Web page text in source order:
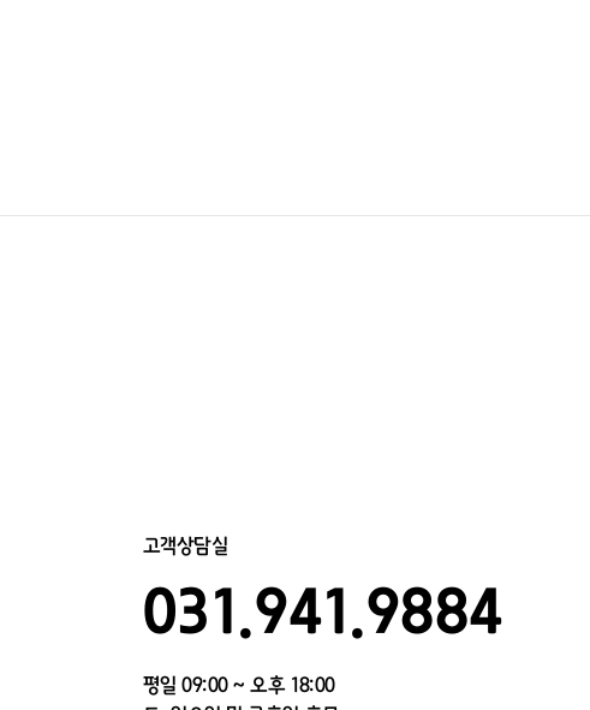
고객상담실
031.941.9884
평일 09:00 ~ 오후 18:00